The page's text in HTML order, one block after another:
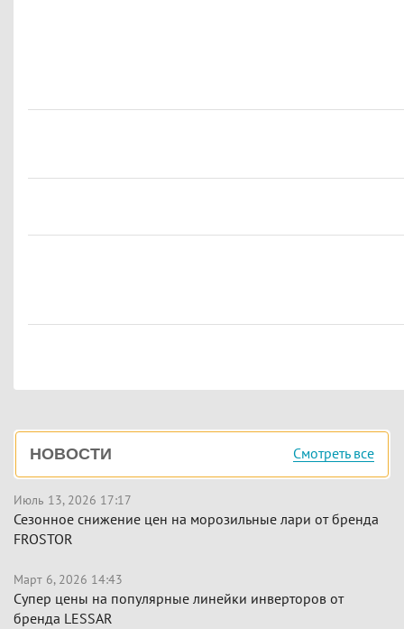
Боковая
панель
НОВОСТИ Смотреть все
Июль 13, 2026 17:17
Сезонное снижение цен на морозильные лари от бренда
FROSTOR
Март 6, 2026 14:43
Супер цены на популярные линейки инверторов от
бренда LESSAR